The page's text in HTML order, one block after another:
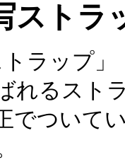
トラ
ラップ」
れるスト
でついて